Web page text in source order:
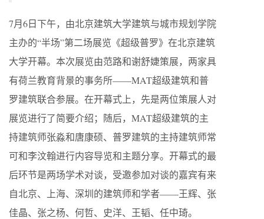
7月6日下午，由北京建筑大学建筑与城市规划学院
主办的“半场”第二场展览《超级普罗》在北京建筑
大学开幕。本次展览由范路和谢舒婕策展，两家具
有荷兰教育背景的事务所——MAT超级建筑和普
罗建筑联合参展。在开幕式上，先是两位策展人对
展览进行了简要介绍；随后，MAT超级建筑的主
持建筑师张淼和唐康硕、普罗建筑的主持建筑师常
可和李汶翰进行内容导览和主题分享。开幕式的最
后环节是两场学术对谈，受邀参加对谈的嘉宾有来
自北京、上海、深圳的建筑师和学者——王辉、张
佳晶、张之杨、何哲、史洋、王韬、任中琦。